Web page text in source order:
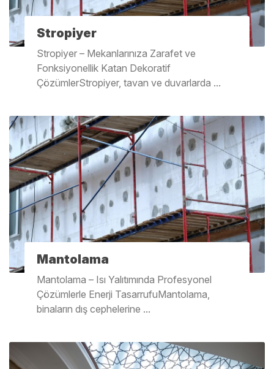
Stropiyer
Stropiyer – Mekanlarınıza Zarafet ve
Fonksiyonellik Katan Dekoratif
ÇözümlerStropiyer, tavan ve duvarlarda ...
Mantolama
Mantolama – Isı Yalıtımında Profesyonel
Çözümlerle Enerji TasarrufuMantolama,
binaların dış cephelerine ...